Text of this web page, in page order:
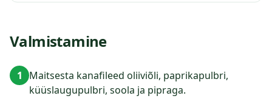
Valmistamine
1
Maitsesta kanafileed oliiviõli, paprikapulbri,
küüslaugupulbri, soola ja pipraga.